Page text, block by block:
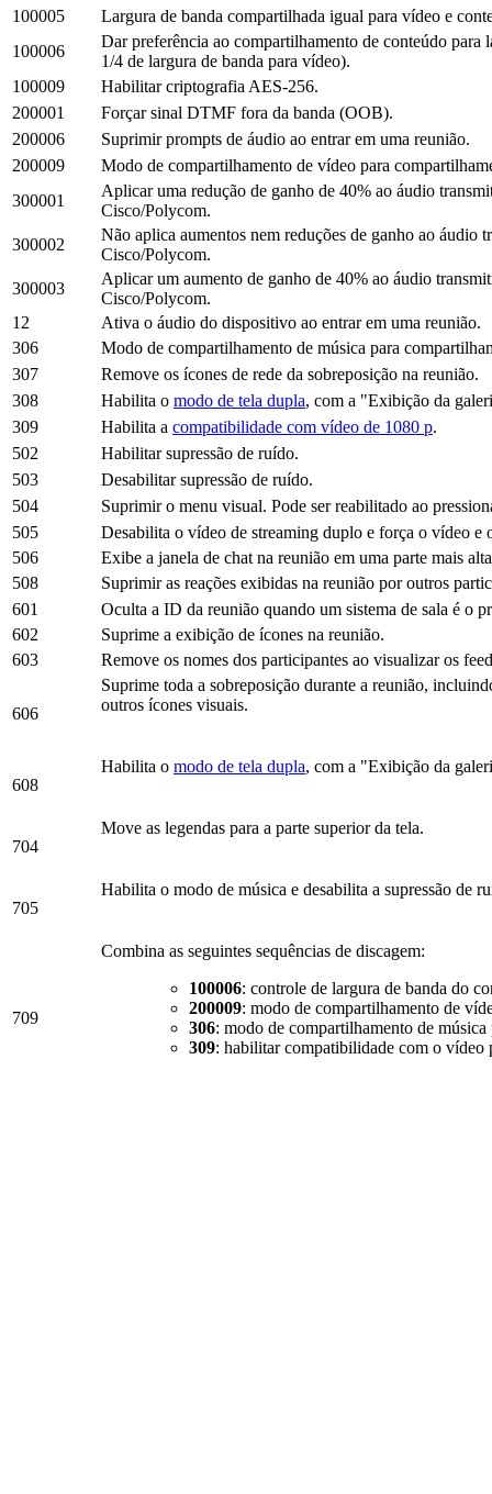
100005
Largura de banda compartilhada igual para vídeo e
100006
Dar preferência ao compartilhamento de conteúdo para
1/4 de largura de banda para vídeo).
100009
Habilitar criptografia AES-256.
200001
Forçar sinal DTMF fora da banda (OOB).
200006
Suprimir prompts de áudio ao entrar em uma reunião.
200009
Modo de compartilhamento de vídeo para
300001
Aplicar uma redução de ganho de 40% ao áudio
Cisco/Polycom.
300002
Não aplica aumentos nem reduções de ganho ao
Cisco/Polycom.
300003
Aplicar um aumento de ganho de 40% ao áudio
Cisco/Polycom.
12
Ativa o áudio do dispositivo ao entrar em uma reunião.
306
Modo de compartilhamento de música para
307
Remove os ícones de rede da sobreposição na reunião.
308
Habilita o modo de tela dupla, com a "Exibição da
309
Habilita a compatibilidade com vídeo de 1080 p.
502
Habilitar supressão de ruído.
503
Desabilitar supressão de ruído.
504
Suprimir o menu visual. Pode ser reabilitado ao
505
Desabilita o vídeo de streaming duplo e força o vídeo e
506
Exibe a janela de chat na reunião em uma parte mais
508
Suprimir as reações exibidas na reunião por outros
601
Oculta a ID da reunião quando um sistema de sala é o
602
Suprime a exibição de ícones na reunião.
603
Remove os nomes dos participantes ao visualizar os
606
Suprime toda a sobreposição durante a reunião,
outros ícones visuais.
608
Habilita o modo de tela dupla, com a "Exibição da
704
Move as legendas para a parte superior da tela.
705
Habilita o modo de música e desabilita a supressão de
709
Combina as seguintes sequências de discagem:
100006: controle de largura de banda do
200009: modo de compartilhamento de
306: modo de compartilhamento de
309: habilitar compatibilidade com o vídeo